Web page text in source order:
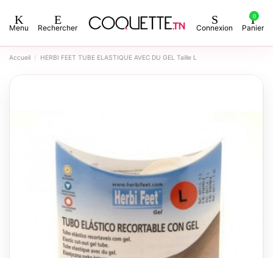
Menu Rechercher Connexion
0
Panier
Accueil HERBI FEET TUBE ELASTIQUE AVEC DU GEL Taille L